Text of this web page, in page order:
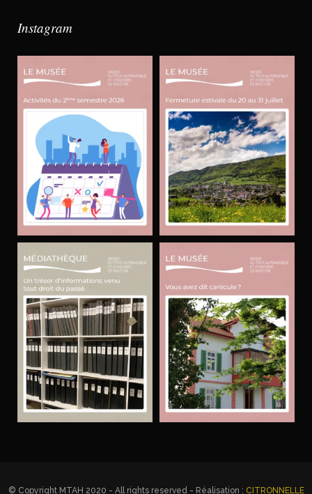
Instagram
© Copyright MTAH 2020 - All rights reserved - Réalisation : CITRONNELLE